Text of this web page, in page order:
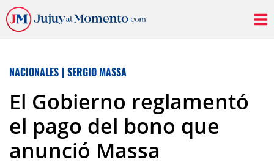
NACIONALES | SERGIO MASSA
El Gobierno reglamentó
el pago del bono que
anunció Massa